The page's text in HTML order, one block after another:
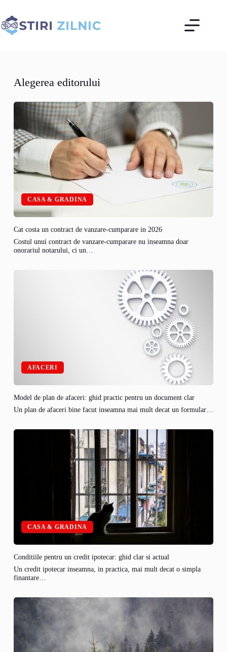
conținut
Alegerea editorului
CASA & GRADINA
Cat costa un contract de vanzare-cumparare in 2026
Costul unui contract de vanzare-cumparare nu inseamna doar
onorariul notarului, ci un…
AFACERI
Model de plan de afaceri: ghid practic pentru un document clar
Un plan de afaceri bine facut inseamna mai mult decat un formular…
CASA & GRADINA
Conditiile pentru un credit ipotecar: ghid clar si actual
Un credit ipotecar inseamna, in practica, mai mult decat o simpla
finantare…